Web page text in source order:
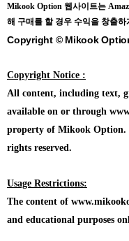
Mikook Option 웹사이트는
해 구매를 할 경우 수익을 창출하
Copyright © Mikook
Copyright Notice :
All content, including text,
available on or through
property of Mikook
rights reserved.
Usage Restrictions:
The content of
and educational purposes